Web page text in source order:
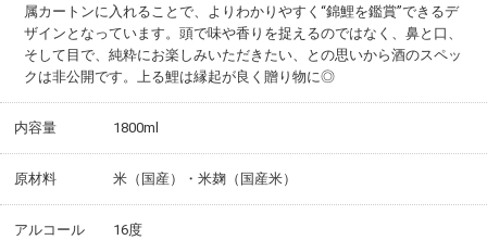
属カートンに入れることで、よりわかりやすく“錦鯉を鑑賞”できるデ
ザインとなっています。頭で味や香りを捉えるのではなく、鼻と口、
そして目で、純粋にお楽しみいただきたい、との思いから酒のスペッ
クは非公開です。上る鯉は縁起が良く贈り物に◎
内容量 1800ml
原材料 米（国産）・米麹（国産米）
アルコール 16度